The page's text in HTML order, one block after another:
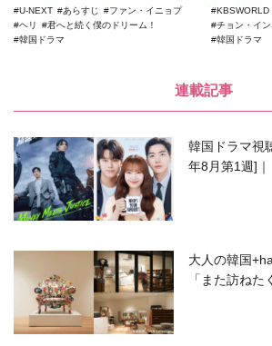
U-NEXT あらすじ
ファン・イニョプ
ヘリ
君へと続く僕のドリーム！
韓国ドラマ
KBSWORLD
チョン・イ
韓国ドラマ
連載記事
韓国ドラマ視
年8月第1週]｜
大人の韓国
「また訪ね